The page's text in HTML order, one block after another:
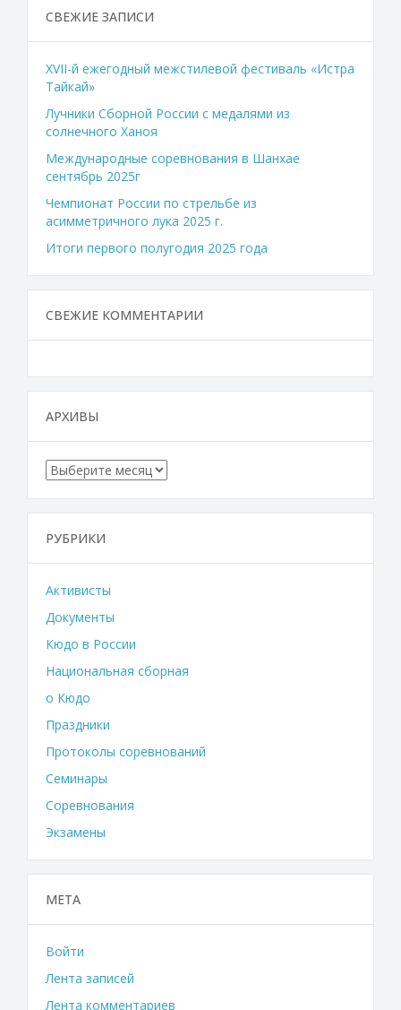
СВЕЖИЕ ЗАПИСИ
XVII-й ежегодный межстилевой фестиваль «Истра
Тайкай»
Лучники Сборной России с медалями из
солнечного Ханоя
Международные соревнования в Шанхае
сентябрь 2025г
Чемпионат России по стрельбе из
асимметричного лука 2025 г.
Итоги первого полугодия 2025 года
СВЕЖИЕ КОММЕНТАРИИ
АРХИВЫ
Архивы
РУБРИКИ
Активисты
Документы
Кюдо в России
Национальная сборная
о Кюдо
Праздники
Протоколы соревнований
Семинары
Соревнования
Экзамены
МЕТА
Войти
Лента записей
Лента комментариев